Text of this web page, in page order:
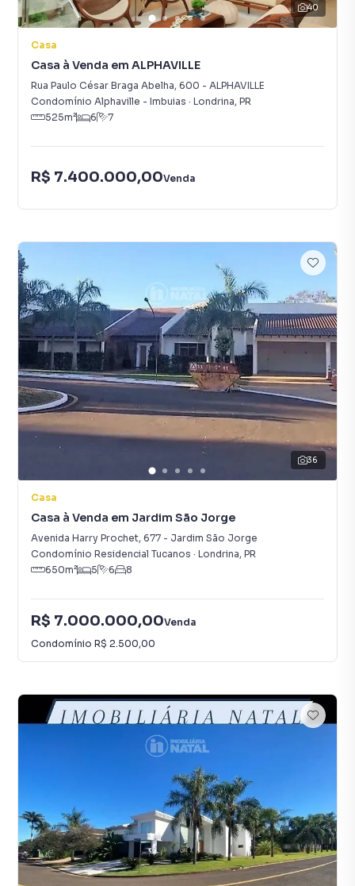
40
Casa
Casa à Venda em ALPHAVILLE
Rua Paulo César Braga Abelha, 600 - ALPHAVILLE
Condomínio Alphaville - Imbuias · Londrina, PR
525m² 6 7
R$ 7.400.000,00Venda
36
Casa
Casa à Venda em Jardim São Jorge
Avenida Harry Prochet, 677 - Jardim São Jorge
Condomínio Residencial Tucanos · Londrina, PR
650m² 5 6 8
R$ 7.000.000,00Venda
Condomínio R$ 2.500,00